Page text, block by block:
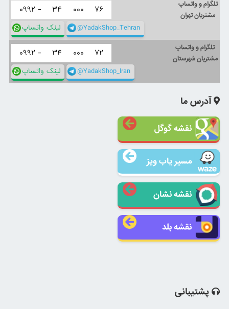
تلگرام و واتساپ
مشتریان تهران
۰۹۹۲ - ۳۴ ۰۰۰ ۷۶
لینک واتساپ @YadakShop_Tehran
تلگرام و واتساپ
مشتریان شهرستان
۰۹۹۲ - ۳۴ ۰۰۰ ۷۲
لینک واتساپ @YadakShop_Iran
آدرس ما
نقشه گوگل
مسیر یاب ویز
نقشه نشان
نقشه بلد
پشتیبانی